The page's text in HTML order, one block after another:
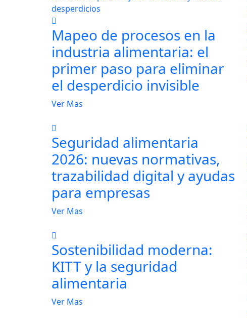
Mapeo de procesos en la
industria alimentaria: el
primer paso para eliminar
el desperdicio invisible
Ver Mas
Seguridad alimentaria
2026: nuevas normativas,
trazabilidad digital y ayudas
para empresas
Ver Mas
Sostenibilidad moderna:
KITT y la seguridad
alimentaria
Ver Mas